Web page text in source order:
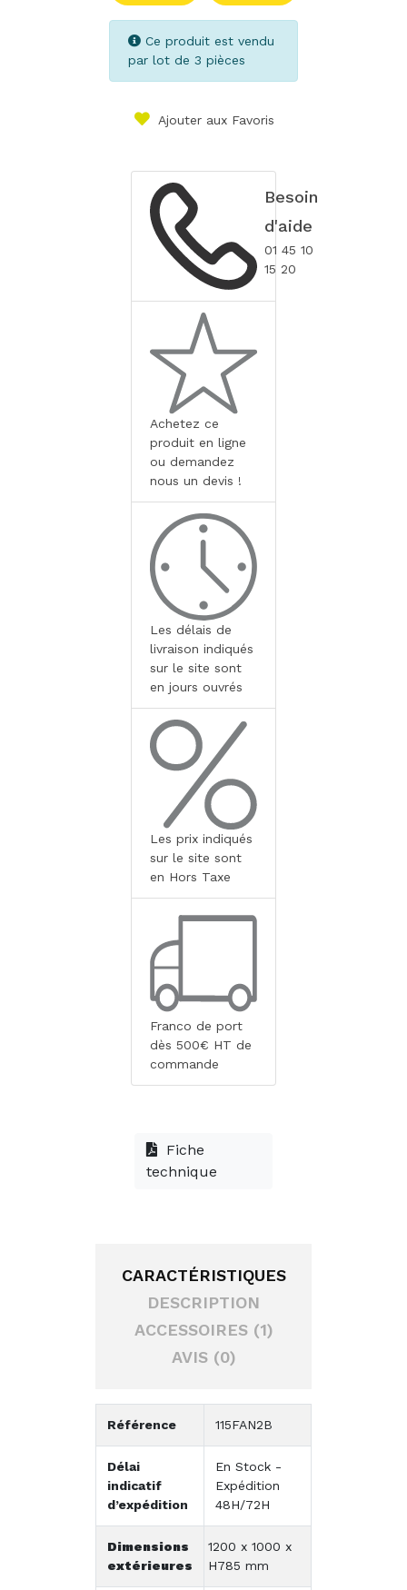
Ce produit est vendu
par lot de 3 pièces
Ajouter aux Favoris
Besoin
d'aide
01 45 10
15 20
Achetez ce
produit en ligne
ou demandez
nous un devis !
Les délais de
livraison indiqués
sur le site sont
en jours ouvrés
Les prix indiqués
sur le site sont
en Hors Taxe
Franco de port
dès 500€ HT de
commande
Fiche
technique
CARACTÉRISTIQUES
DESCRIPTION
ACCESSOIRES (1)
AVIS (0)
Référence 115FAN2B
Délai
indicatif
d’expédition
En Stock -
Expédition
48H/72H
Dimensions
extérieures
1200 x 1000 x
H785 mm